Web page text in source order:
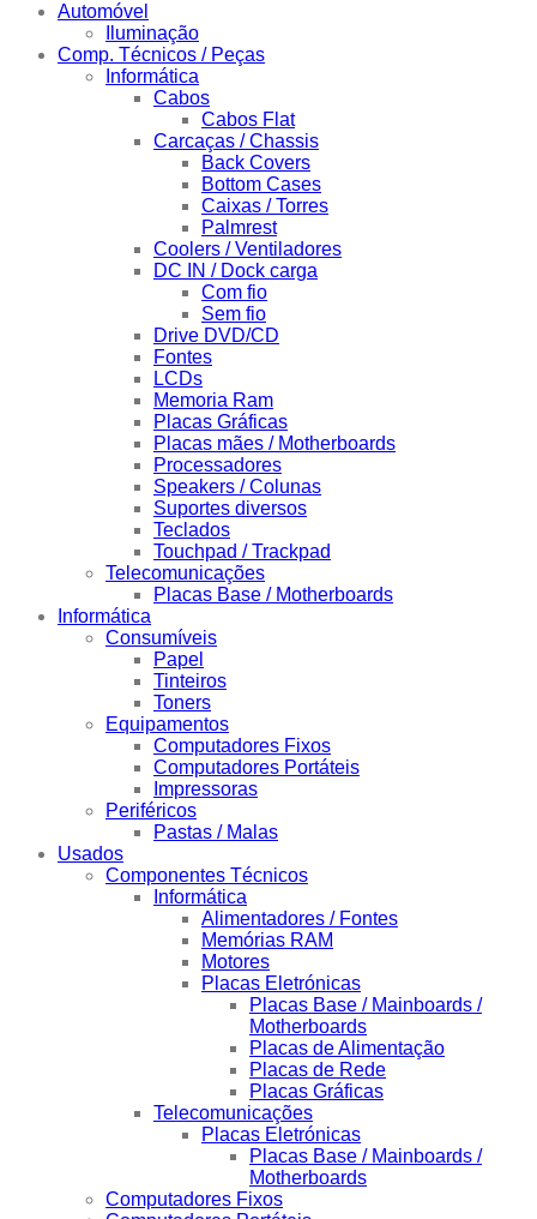
Automóvel
Iluminação
Comp. Técnicos / Peças
Informática
Cabos
Cabos Flat
Carcaças / Chassis
Back Covers
Bottom Cases
Caixas / Torres
Palmrest
Coolers / Ventiladores
DC IN / Dock carga
Com fio
Sem fio
Drive DVD/CD
Fontes
LCDs
Memoria Ram
Placas Gráficas
Placas mães / Motherboards
Processadores
Speakers / Colunas
Suportes diversos
Teclados
Touchpad / Trackpad
Telecomunicações
Placas Base / Motherboards
Informática
Consumíveis
Papel
Tinteiros
Toners
Equipamentos
Computadores Fixos
Computadores Portáteis
Impressoras
Periféricos
Pastas / Malas
Usados
Componentes Técnicos
Informática
Alimentadores / Fontes
Memórias RAM
Motores
Placas Eletrónicas
Placas Base / Mainboards /
Motherboards
Placas de Alimentação
Placas de Rede
Placas Gráficas
Telecomunicações
Placas Eletrónicas
Placas Base / Mainboards /
Motherboards
Computadores Fixos